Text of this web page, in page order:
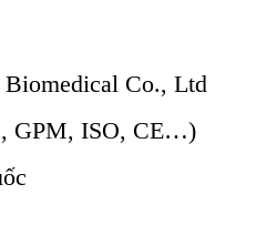
Biomedical Co., Ltd
GPM, ISO, CE…)